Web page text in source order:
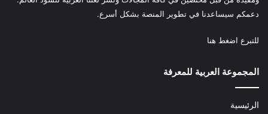
دعمكم سيساعدنا في تطوير المنصة بشكل أسرع.
للتبرع اضغط هنا
المجموعة العربية للمعرفة
الرئيسية